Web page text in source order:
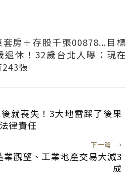
套房＋存股千張00878...目標
退休！32歲台北人曝：現在
243張
就喪失！3大地雷踩了後果
律責任
下一篇 →
業觀望、工業地產交易大減3
成